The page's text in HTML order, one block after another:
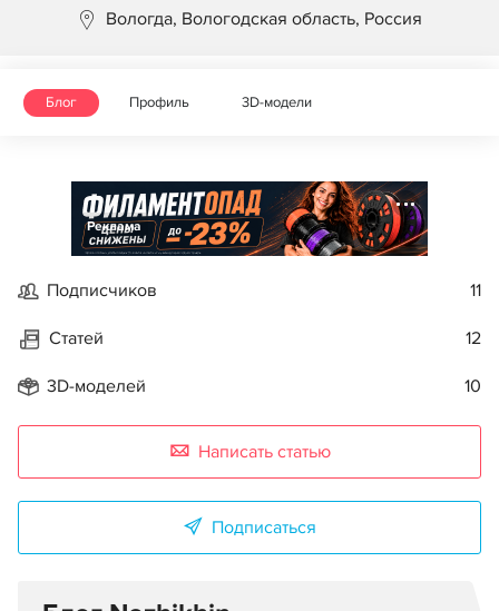
Вологда, Вологодская область, Россия
Блог Профиль 3D-модели
Реклама
Подписчиков 11
Статей 12
3D-моделей 10
Написать статью
Подписаться